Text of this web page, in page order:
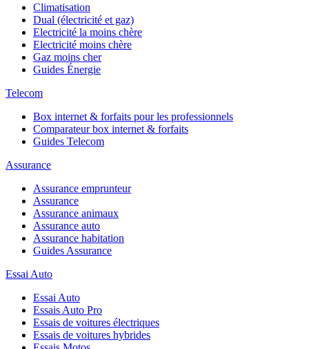
Climatisation
Dual (électricité et gaz)
Electricité la moins chère
Electricité moins chère
Gaz moins cher
Guides Énergie
Telecom
Box internet & forfaits pour les professionnels
Comparateur box internet & forfaits
Guides Telecom
Assurance
Assurance emprunteur
Assurance
Assurance animaux
Assurance auto
Assurance habitation
Guides Assurance
Essai Auto
Essai Auto
Essais Auto Pro
Essais de voitures électriques
Essais de voitures hybrides